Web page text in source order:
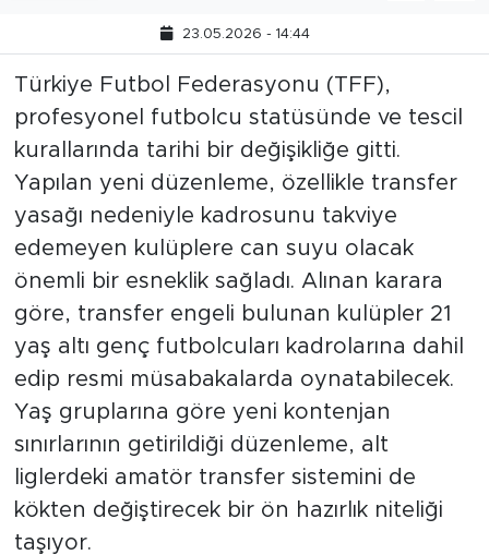
23.05.2026 - 14:44
Türkiye Futbol Federasyonu (TFF),
profesyonel futbolcu statüsünde ve tescil
kurallarında tarihi bir değişikliğe gitti.
Yapılan yeni düzenleme, özellikle transfer
yasağı nedeniyle kadrosunu takviye
edemeyen kulüplere can suyu olacak
önemli bir esneklik sağladı. Alınan karara
göre, transfer engeli bulunan kulüpler 21
yaş altı genç futbolcuları kadrolarına dahil
edip resmi müsabakalarda oynatabilecek.
Yaş gruplarına göre yeni kontenjan
sınırlarının getirildiği düzenleme, alt
liglerdeki amatör transfer sistemini de
kökten değiştirecek bir ön hazırlık niteliği
taşıyor.